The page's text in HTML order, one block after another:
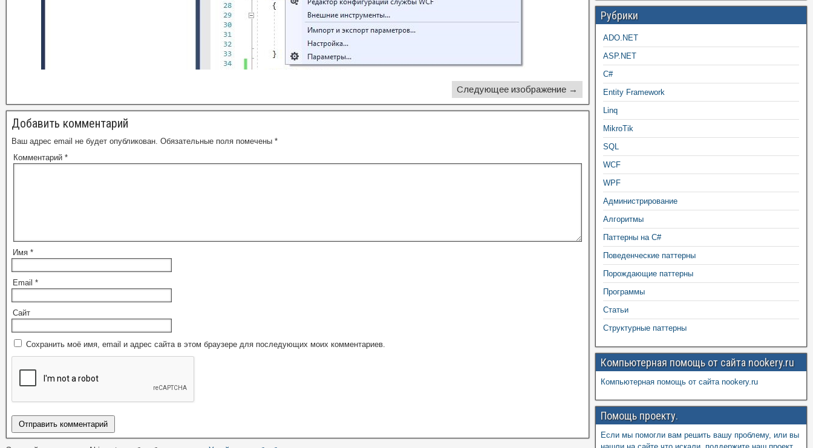
Следующее изображение →
Добавить комментарий
Ваш адрес email не будет опубликован. Обязательные поля помечены *
Комментарий *
Имя *
Email *
Сайт
Сохранить моё имя, email и адрес сайта в этом браузере для последующих моих комментариев.
Рубрики
ADO.NET
ASP.NET
C#
Entity Framework
Linq
MikroTik
SQL
WCF
WPF
Администрирование
Алгоритмы
Паттерны на C#
Поведенческие паттерны
Порождающие паттерны
Программы
Статьи
Структурные паттерны
Компьютерная помощь от сайта nookery.ru
Компьютерная помощь от сайта nookery.ru
Помощь проекту.
Если мы помогли вам решить вашу проблему, или вы